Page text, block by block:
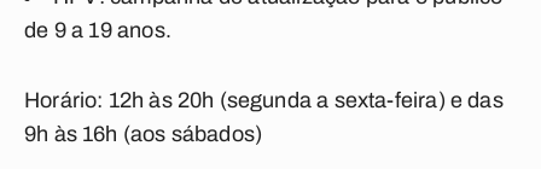
de 9 a 19 anos.
Horário: 12h às 20h (segunda a sexta-feira) e das
9h às 16h (aos sábados)